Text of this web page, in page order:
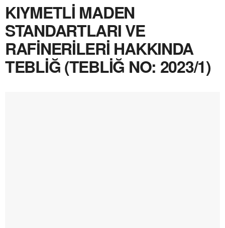
KIYMETLİ MADEN
STANDARTLARI VE
RAFİNERİLERİ HAKKINDA
TEBLİĞ (TEBLİĞ NO: 2023/1)